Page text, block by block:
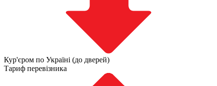
Кур'єром по Україні (до дверей)
Тариф перевізника